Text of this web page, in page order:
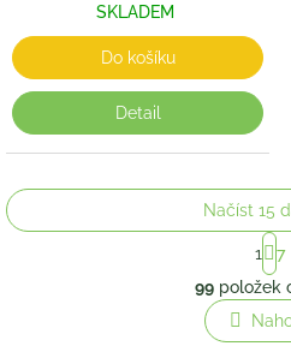
SKLADEM
Do košíku
Detail
O
v
l
á
Načíst 15
S
t
r
á
n
k
1
7
99položek